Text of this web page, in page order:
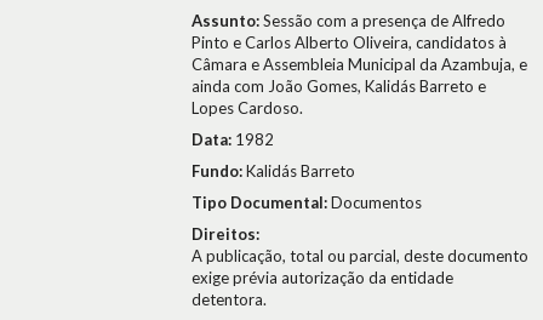
Assunto:Sessão com a presença de Alfredo
Pinto e Carlos Alberto Oliveira, candidatos à
Câmara e Assembleia Municipal da Azambuja, e
ainda com João Gomes, Kalidás Barreto e
Lopes Cardoso.
Data: 1982
Fundo:Kalidás Barreto
Tipo Documental:Documentos
Direitos:
A publicação, total ou parcial, deste documento
exige prévia autorização da entidade
detentora.